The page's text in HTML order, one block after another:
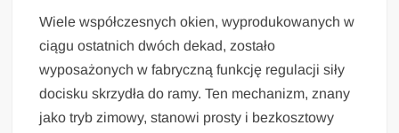
Wiele współczesnych okien, wyprodukowanych w
ciągu ostatnich dwóch dekad, zostało
wyposażonych w fabryczną funkcję regulacji siły
docisku skrzydła do ramy. Ten mechanizm, znany
jako tryb zimowy, stanowi prosty i bezkosztowy